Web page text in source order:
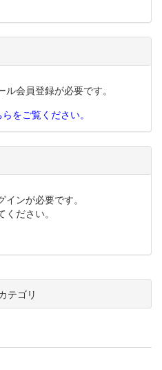
会員登録が必要です。
をご覧ください。
ンが必要です。
ださい。
テゴリ